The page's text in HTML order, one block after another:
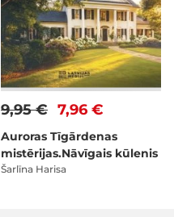
7,96 €
9,95 €
Auroras Tīgārdenas
mistērijas.Nāvīgais kūlenis
Šarlīna Harisa